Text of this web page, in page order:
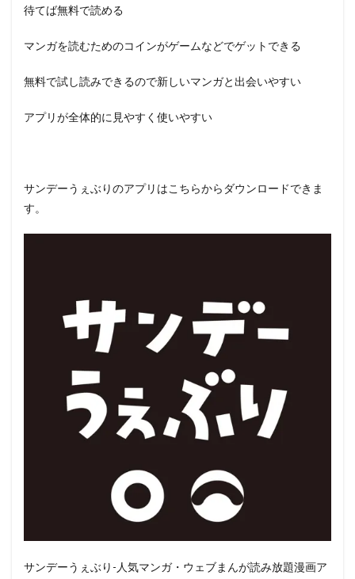
待てば無料で読める
マンガを読むためのコインがゲームなどでゲットできる
無料で試し読みできるので新しいマンガと出会いやすい
アプリが全体的に見やすく使いやすい
サンデーうぇぶりのアプリはこちらからダウンロードできま
す。
サンデーうぇぶり-人気マンガ・ウェブまんが読み放題漫画ア